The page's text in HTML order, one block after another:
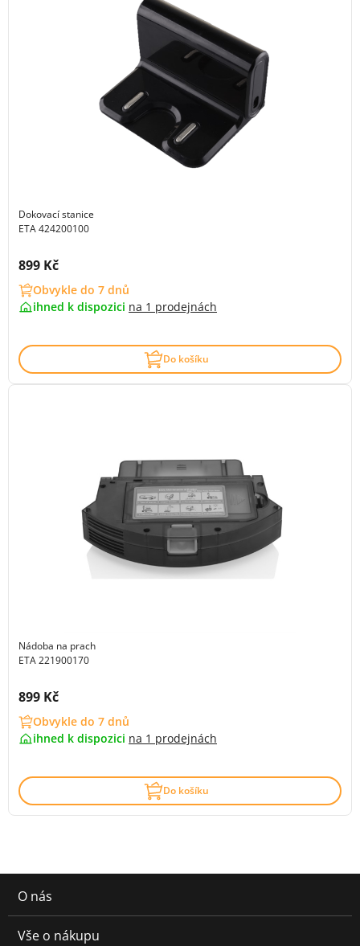
Dokovací stanice
ETA 424200100
Cena s DPH:
899 Kč
Obvykle do 7 dnů
ihned k dispozici na 1 prodejnách
Do košíku
Nádoba na prach
ETA 221900170
Cena s DPH:
899 Kč
Obvykle do 7 dnů
ihned k dispozici na 1 prodejnách
Do košíku
O nás
Vše o nákupu